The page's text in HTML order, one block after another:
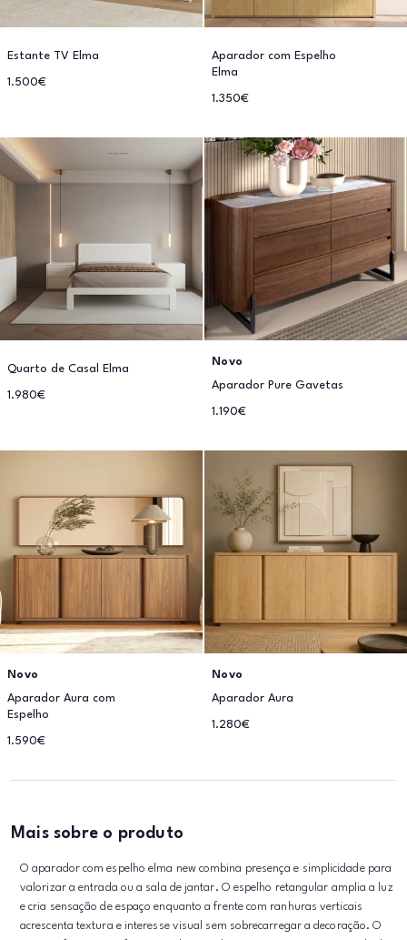
Estante TV Elma
1.500€
Aparador com Espelho
Elma
1.350€
Quarto de Casal Elma
1.980€
Novo
Aparador Pure Gavetas
1.190€
Novo
Aparador Aura com
Espelho
1.590€
Novo
Aparador Aura
1.280€
Mais sobre o produto
O aparador com espelho elma new combina presença e simplicidade para
valorizar a entrada ou a sala de jantar. O espelho retangular amplia a luz
e cria sensação de espaço enquanto a frente com ranhuras verticais
acrescenta textura e interesse visual sem sobrecarregar a decoração. O